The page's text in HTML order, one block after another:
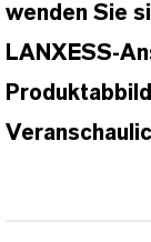
wenden Sie
LANXESS-